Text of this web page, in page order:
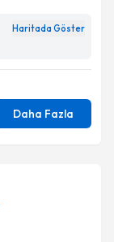
Haritada Göster
Daha Fazla